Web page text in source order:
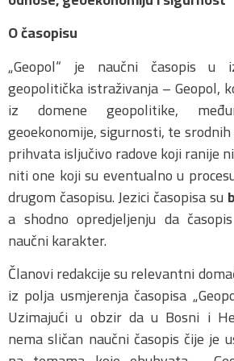
O časopisu
„Geopol“ je naučni časopis u
geopolitička istraživanja – Geopol,
iz domene geopolitike,
geoekonomije, sigurnosti, te srodnih
prihvata isljučivo radove koji ranije
niti one koji su eventualno u
drugom časopisu. Jezici časopisa su
a shodno opredjeljenju da
naučni karakter.
Članovi redakcije su relevantni
iz polja usmjerenja časopisa
Uzimajući u obzir da u Bosni i
nema sličan naučni časopis čije je